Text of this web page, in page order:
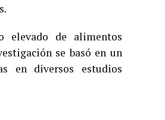
elevado de alimentos
se basó en un
en diversos estudios